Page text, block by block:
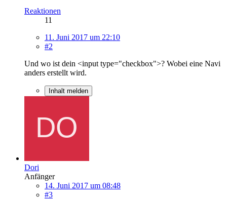
Reaktionen
11
11. Juni 2017 um 22:10
#2
Und wo ist dein <input type="checkbox">? Wobei eine Navi
anders erstellt wird.
Inhalt melden
Dori
Anfänger
14. Juni 2017 um 08:48
#3